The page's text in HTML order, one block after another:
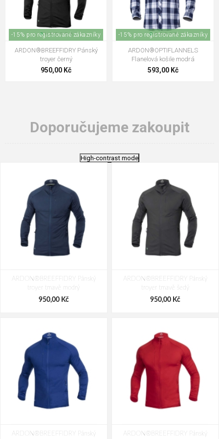
-15% pro registrované zákazníky
ARDON®BREEFFIDRY Pánský
troyer černý
950,00 Kč
-15% pro registrované zákazníky
ARDON®OPTIFLANNELS
Flanelová košile modrá
593,00 Kč
Doporučujeme zakoupit
High-contrast mode
ARDON®BREEFFIDRY Pánský
troyer tmavě modrý
950,00 Kč
ARDON®BREEFFIDRY Pánský
troyer tmavě šedý
950,00 Kč
ARDON®BREEFFIDRY Pánský
ARDON®BREEFFIDRY Pánský